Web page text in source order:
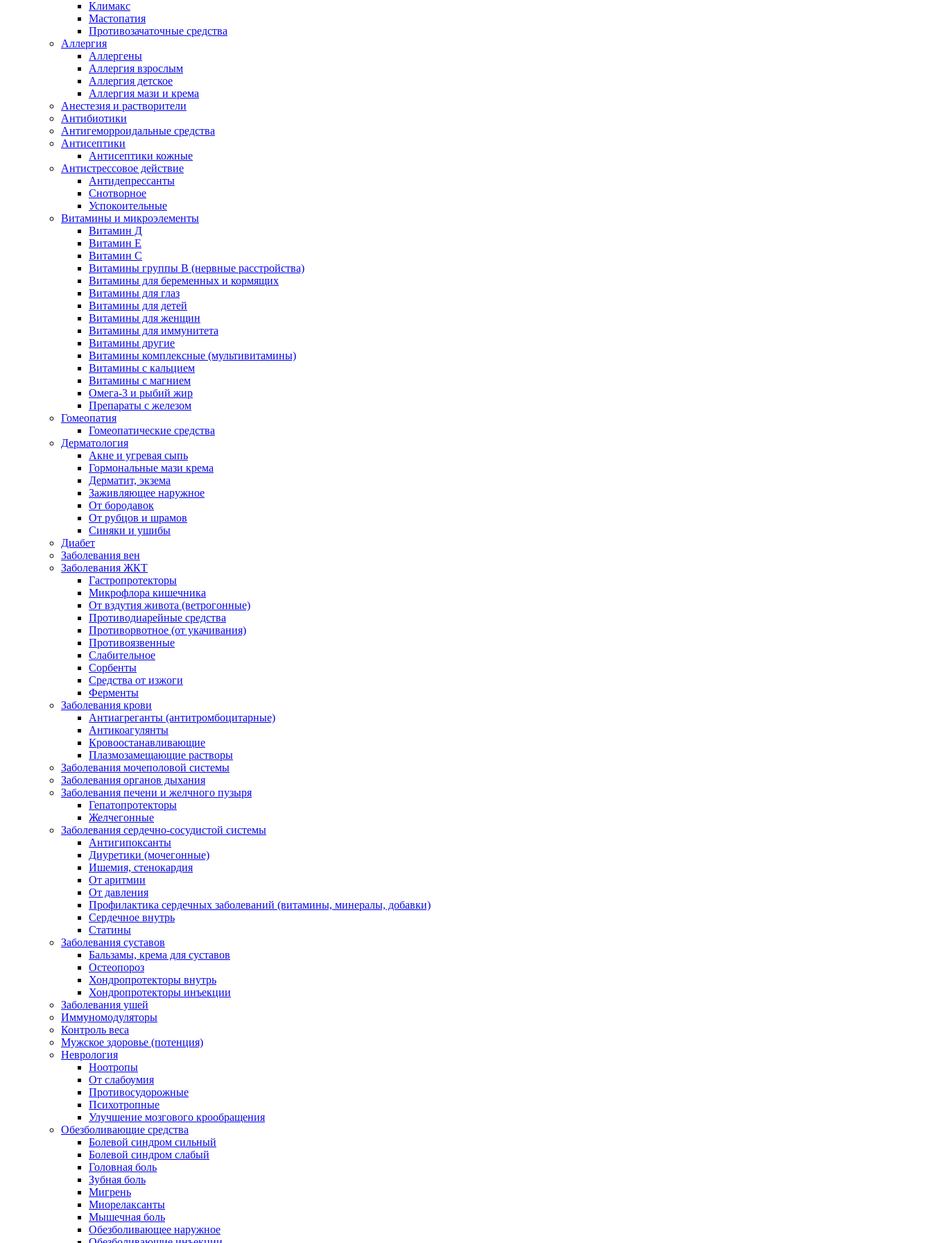
Климакс
Мастопатия
Противозачаточные средства
Аллергия
Аллергены
Аллергия взрослым
Аллергия детское
Аллергия мази и крема
Анестезия и растворители
Антибиотики
Антигеморроидальные средства
Антисептики
Антисептики кожные
Антистрессовое действие
Антидепрессанты
Снотворное
Успокоительные
Витамины и микроэлементы
Витамин Д
Витамин Е
Витамин С
Витамины группы В (нервные расстройства)
Витамины для беременных и кормящих
Витамины для глаз
Витамины для детей
Витамины для женщин
Витамины для иммунитета
Витамины другие
Витамины комплексные (мультивитамины)
Витамины с кальцием
Витамины с магнием
Омега-3 и рыбий жир
Препараты с железом
Гомеопатия
Гомеопатические средства
Дерматология
Акне и угревая сыпь
Гормональные мази крема
Дерматит, экзема
Заживляющее наружное
От бородавок
От рубцов и шрамов
Синяки и ушибы
Диабет
Заболевания вен
Заболевания ЖКТ
Гастропротекторы
Микрофлора кишечника
От вздутия живота (ветрогонные)
Противодиарейные средства
Противорвотное (от укачивания)
Противоязвенные
Слабительное
Сорбенты
Средства от изжоги
Ферменты
Заболевания крови
Антиагреганты (антитромбоцитарные)
Антикоагулянты
Кровоостанавливающие
Плазмозамещающие растворы
Заболевания мочеполовой системы
Заболевания органов дыхания
Заболевания печени и желчного пузыря
Гепатопротекторы
Желчегонные
Заболевания сердечно-сосудистой системы
Антигипоксанты
Диуретики (мочегонные)
Ишемия, стенокардия
От аритмии
От давления
Профилактика сердечных заболеваний (витамины, минералы, добавки)
Сердечное внутрь
Статины
Заболевания суставов
Бальзамы, крема для суставов
Остеопороз
Хондропротекторы внутрь
Хондропротекторы инъекции
Заболевания ушей
Иммуномодуляторы
Контроль веса
Мужское здоровье (потенция)
Неврология
Ноотропы
От слабоумия
Противосудорожные
Психотропные
Улучшение мозгового крообращения
Обезболивающие средства
Болевой синдром сильный
Болевой синдром слабый
Головная боль
Зубная боль
Мигрень
Миорелаксанты
Мышечная боль
Обезболивающее наружное